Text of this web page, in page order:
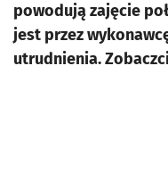
powodują zajęcie
jest przez
utrudnienia.